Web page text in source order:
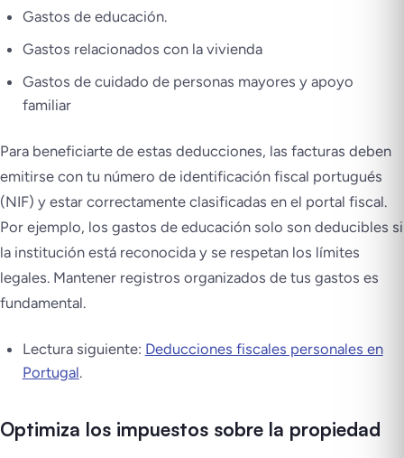
Gastos de educación.
Gastos relacionados con la vivienda
Gastos de cuidado de personas mayores y apoyo
familiar
Para beneficiarte de estas deducciones, las facturas deben
emitirse con tu número de identificación fiscal portugués
(NIF) y estar correctamente clasificadas en el portal fiscal.
Por ejemplo, los gastos de educación solo son deducibles si
la institución está reconocida y se respetan los límites
legales. Mantener registros organizados de tus gastos es
fundamental.
Lectura siguiente: Deducciones fiscales personales en
Portugal.
Optimiza los impuestos sobre la propiedad